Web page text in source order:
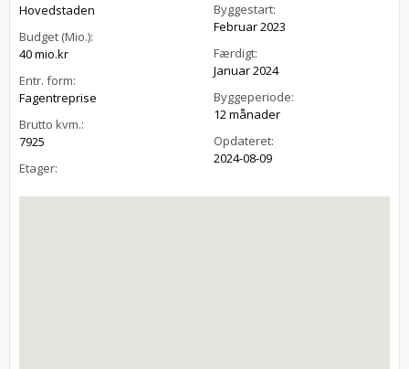
Hovedstaden
Budget (Mio.):
40 mio.kr
Entr. form:
Fagentreprise
Brutto kvm.:
7925
Etager:
Byggestart:
Februar 2023
Færdigt:
Januar 2024
Byggeperiode:
12 månader
Opdateret:
2024-08-09